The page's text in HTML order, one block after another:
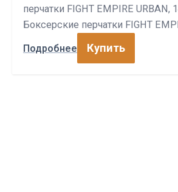
перчатки FIGHT EMPIRE URBAN,
Боксерские перчатки FIGHT
Подробнее Купить